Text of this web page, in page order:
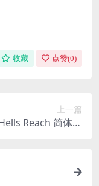
收藏 点赞(0)
上一篇
Reach 简体中